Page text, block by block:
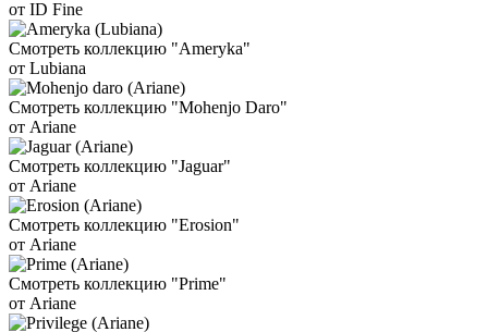
от ID Fine
Смотреть коллекцию "Ameryka"
от Lubiana
Смотреть коллекцию "Mohenjo Daro"
от Ariane
Смотреть коллекцию "Jaguar"
от Ariane
Смотреть коллекцию "Erosion"
от Ariane
Смотреть коллекцию "Prime"
от Ariane